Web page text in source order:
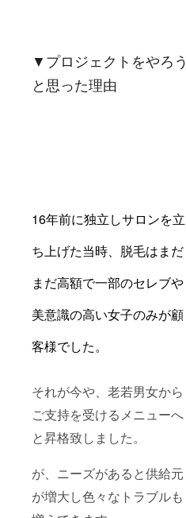
▼プロジェクトをやろう
と思った理由
16年前に独立しサロンを立
ち上げた当時、脱毛はまだ
まだ高額で一部のセレブや
美意識の高い女子のみが顧
客様でした。
それが今や、老若男女から
ご支持を受けるメニューへ
と昇格致しました。
が、ニーズがあると供給元
が増大し色々なトラブルも